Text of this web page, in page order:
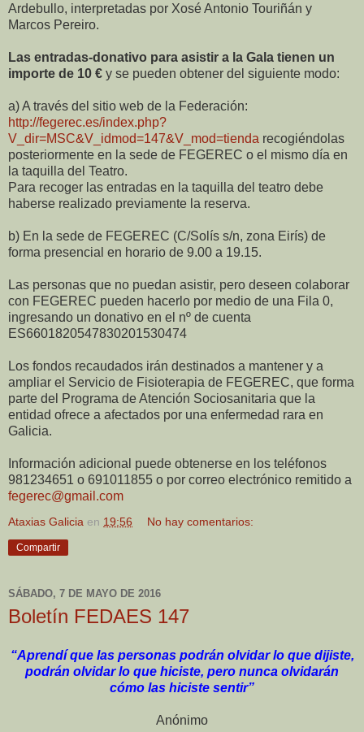
Ardebullo, interpretadas por Xosé Antonio Touriñán y
Marcos Pereiro.
Las entradas-donativo para asistir a la Gala tienen un
importe de 10 € y se pueden obtener del siguiente modo:
a) A través del sitio web de la Federación:
http://fegerec.es/index.php?
V_dir=MSC&V_idmod=147&V_mod=tienda recogiéndolas
posteriormente en la sede de FEGEREC o el mismo día en
la taquilla del Teatro.
Para recoger las entradas en la taquilla del teatro debe
haberse realizado previamente la reserva.
b) En la sede de FEGEREC (C/Solís s/n, zona Eirís) de
forma presencial en horario de 9.00 a 19.15.
Las personas que no puedan asistir, pero deseen colaborar
con FEGEREC pueden hacerlo por medio de una Fila 0,
ingresando un donativo en el nº de cuenta
ES6601820547830201530474
Los fondos recaudados irán destinados a mantener y a
ampliar el Servicio de Fisioterapia de FEGEREC, que forma
parte del Programa de Atención Sociosanitaria que la
entidad ofrece a afectados por una enfermedad rara en
Galicia.
Información adicional puede obtenerse en los teléfonos
981234651 o 691011855 o por correo electrónico remitido a
fegerec@gmail.com
Ataxias Galicia en 19:56 No hay comentarios:
Compartir
SÁBADO, 7 DE MAYO DE 2016
Boletín FEDAES 147
“Aprendí que las personas podrán olvidar lo que dijiste,
podrán olvidar lo que hiciste, pero nunca olvidarán
cómo las hiciste sentir”
Anónimo